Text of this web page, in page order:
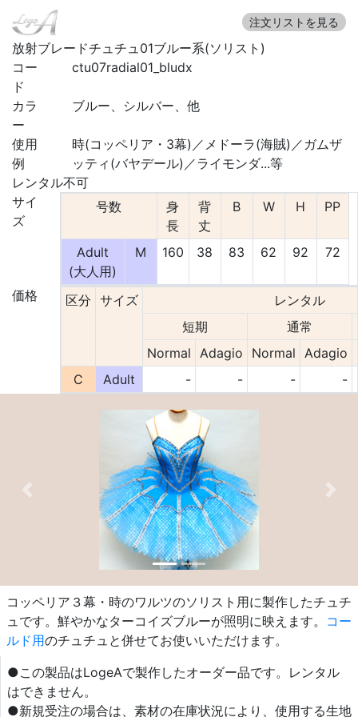
注文リストを見る
放射ブレードチュチュ01ブルー系(ソリスト)
コー
ド
ctu07radial01_bludx
カラ
ー
ブルー、シルバー、他
使用
例
時(コッペリア・3幕)／メドーラ(海賊)／ガムザ
ッティ(バヤデール)／ライモンダ...等
レンタル不可
サイ
ズ
号数
身
長
背
丈
B W H PP
Adult
(大人用)
M 160 38 83 62 92 72
価格 区分 サイズ
レンタル
短期
通常
Normal Adagio Normal Adagio
C
Adult - - - -
Previous Next
コッペリア３幕・時のワルツのソリスト用に製作したチュチ
ュです。鮮やかなターコイズブルーが照明に映えます。 コー
ルド用のチュチュと併せてお使いいただけます。
●この製品はLogeAで製作したオーダー品です。レンタル
はできません。
●新規受注の場合は、素材の在庫状況により、使用する生地